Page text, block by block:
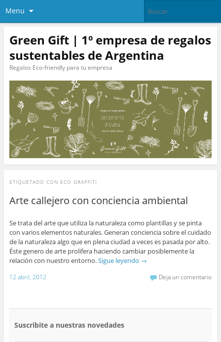
Menu
Green Gift | 1º empresa de regalos
sustentables de Argentina
Regalos Eco-friendly para tu empresa
ETIQUETADO CON ECO GRAFFITI
Arte callejero con conciencia ambiental
Se trata del arte que utiliza la naturaleza como plantillas y se pinta
con varios elementos naturales. Generan conciencia sobre el cuidado
de la naturaleza algo que en plena ciudad a veces es pasada por alto.
Éste genero de arte prolifera haciendo cambiar posiblemente la
relación con nuestro entorno.Sigue leyendo →
12 abril, 2012 Deja un comentario
Suscribite a nuestras novedades